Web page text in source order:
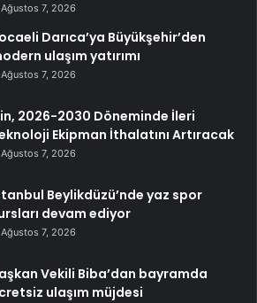
Ağustos 7, 2026
Darıca’ya Büyükşehir’den
ulaşım yatırımı
Ağustos 7, 2026
2026-2030 Döneminde İleri
Ekipman İthalatını Artıracak
Ağustos 7, 2026
Beylikdüzü’nde yaz spor
devam ediyor
Ağustos 7, 2026
Vekili Biba’dan bayramda
ulaşım müjdesi